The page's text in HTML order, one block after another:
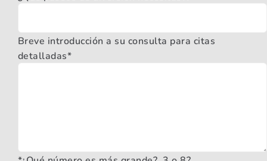
Breve introducción a su consulta para citas
detalladas*